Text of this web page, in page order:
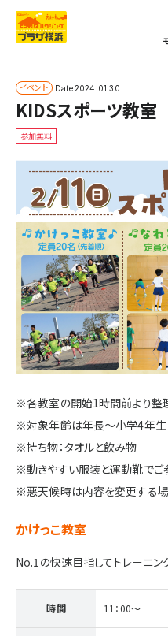
イベント Date2024.01.30
KIDSスポーツ教室
参加無料
※各教室の開始1時間前より整
※対象年齢は年長～小学4年生
※持ち物：タオルと飲み物
※動きやすい服装と運動靴でご
※悪天候時は内容を変更する場
かけっこ教室
No.1の快速目指してトレーニン
時間 11：00～
ホーム
はじめてガイド
モデルハウス一覧
イベント・セミナー・キャン
新着情報一覧
施設・サービス
住まいと暮らしのコラム
住宅展示場出展に関するご
ハウスメーカーの登録数